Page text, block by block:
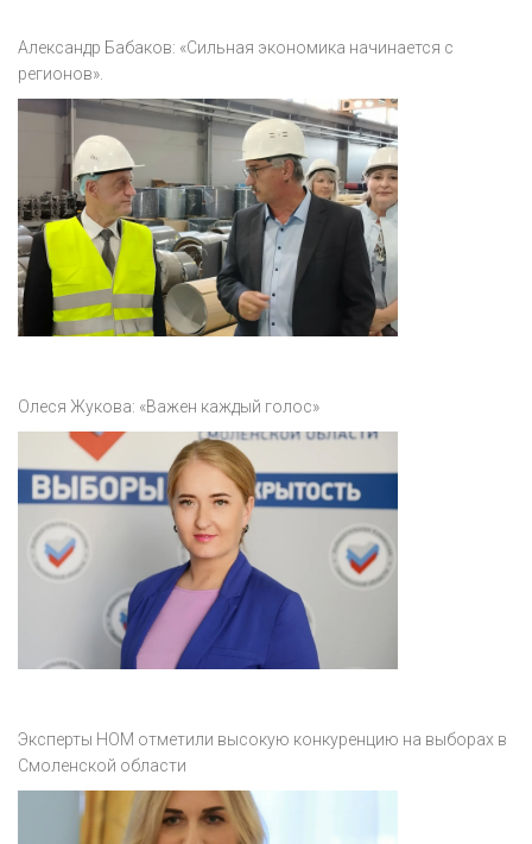
Александр Бабаков: «Сильная экономика начинается с
регионов».
Олеся Жукова: «Важен каждый голос»
Эксперты НОМ отметили высокую конкуренцию на выборах в
Смоленской области